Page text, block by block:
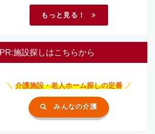
もっと見る！
PR:施設探しはこちらから
＼ 介護施設・老人ホーム探しの定番 ／
みんなの介護